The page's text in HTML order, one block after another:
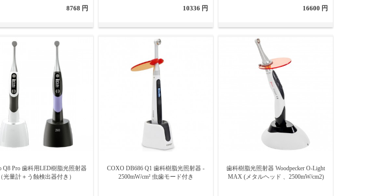
8768 円 10336 円 16600 円
Q8 Pro 歯科用LED樹脂光照射器
（光量計＋う蝕検出器付き）
COXO DB686 Q1 歯科樹脂光照射器 -
2500mW/cm² 虫歯モード付き
歯科樹脂光照射器 Woodpecker O-Light
MAX (メタルヘッド 、2500mW/cm2)